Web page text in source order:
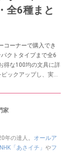
全6種まと
コーナーで購入でき
クトタイプまで全6
得な100均の文具に詳
ックアップし、実際
家
年の達人。 オールア
NHK「あさイチ」 やフ